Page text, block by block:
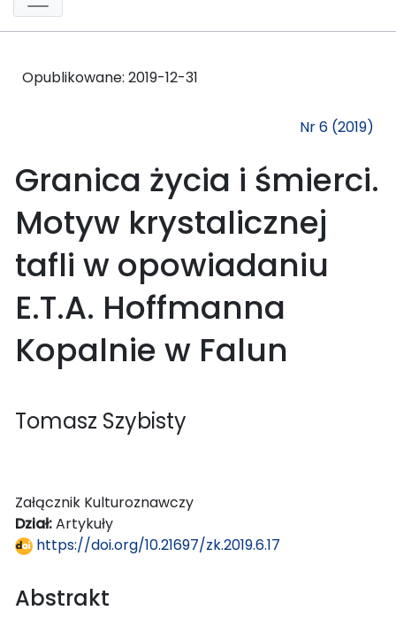
Opublikowane: 2019-12-31
Nr 6 (2019)
Granica życia i śmierci.
Motyw krystalicznej
tafli w opowiadaniu
E.T.A. Hoffmanna
Kopalnie w Falun
Tomasz Szybisty
Załącznik Kulturoznawczy
Dział:Artykuły
https://doi.org/10.21697/zk.2019.6.17
Abstrakt